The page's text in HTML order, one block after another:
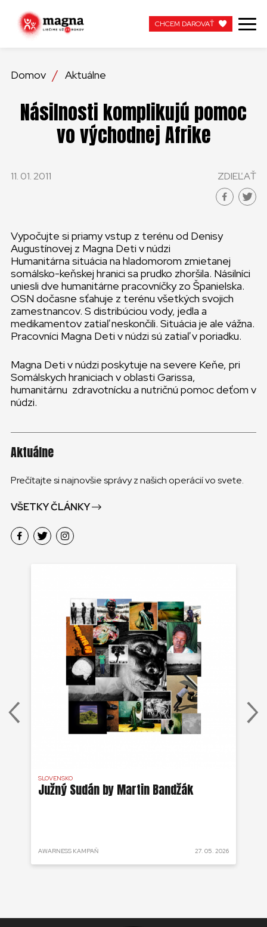
NAŠA PRÁCA
ZAPOJTE SA
PRACUJTE S NAMI
KONTAKT
SLOVENSKO
GLOBAL
SLOVENSKO
ČESKÁ REPUBLIKA
CHCEM DAROVAŤ
Domov Aktuálne
Násilnosti komplikujú pomoc
vo východnej Afrike
11. 01. 2011 ZDIEĽAŤ
Vypočujte si priamy vstup z terénu od Denisy
Augustínovej z Magna Deti v núdzi
Humanitárna situácia na hladomorom zmietanej
somálsko-keňskej hranici sa prudko zhoršila. Násilníci
uniesli dve humanitárne pracovníčky zo Španielska.
OSN dočasne sťahuje z terénu všetkých svojich
zamestnancov. S distribúciou vody, jedla a
medikamentov zatiaľ neskončili. Situácia je ale vážna.
Pracovníci Magna Deti v núdzi sú zatiaľ v poriadku.
Magna Deti v núdzi poskytuje na severe Keňe, pri
Somálskych hraniciach v oblasti Garissa,
humanitárnu zdravotnícku a nutričnú pomoc deťom v
núdzi.
Aktuálne
Prečítajte si najnovšie správy z našich operácií vo svete.
VŠETKY ČLÁNKY
SLOVENSKO
Južný Sudán by Martin Bandžák
AWARNESS KAMPAŇ 27. 05. 2026